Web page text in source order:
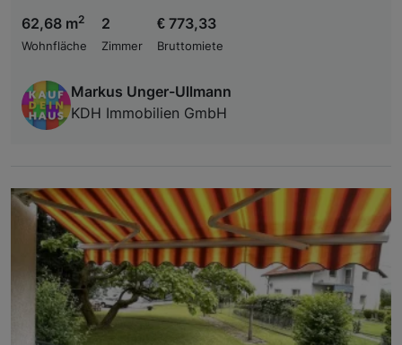
62,68 m2
Wohnfläche
2
Zimmer
€ 773,33
Bruttomiete
Markus Unger-Ullmann
KDH Immobilien GmbH